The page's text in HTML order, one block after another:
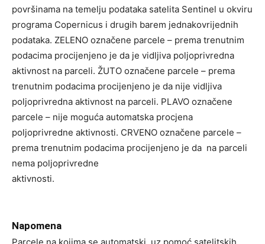
površinama na temelju podataka satelita Sentinel u okviru
programa Copernicus i drugih barem jednakovrijednih
podataka. ZELENO označene parcele – prema trenutnim
podacima procijenjeno je da je vidljiva poljoprivredna
aktivnost na parceli. ŽUTO označene parcele – prema
trenutnim podacima procijenjeno je da nije vidljiva
poljoprivredna aktivnost na parceli. PLAVO označene
parcele – nije moguća automatska procjena
poljoprivredne aktivnosti. CRVENO označene parcele –
prema trenutnim podacima procijenjeno je da na parceli
nema poljoprivredne
aktivnosti.
Napomena
Parcele na kojima se automatski, uz pomoć satelitskih